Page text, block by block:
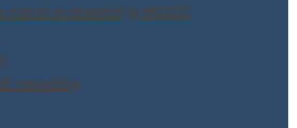
e-learning MODI
vendita